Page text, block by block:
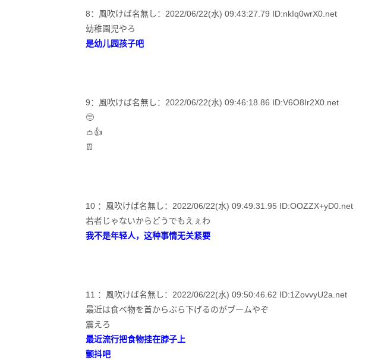
8：風吹けば名無し：2022/06/22(水) 09:43:27.79 ID:nkIq0wrX0.net
幼稚園児やろ
是幼儿园孩子吧
9：風吹けば名無し：2022/06/22(水) 09:46:18.86 ID:V6O8Ir2X0.net
🥺
👛👍
👖
10 ：風吹けば名無し：2022/06/22(水) 09:49:31.95 ID:OOZZX+yD0.net
若者じゃないからどうでもえぇわ
我不是年轻人，这种事情无关紧要
11 ：風吹けば名無し：2022/06/22(水) 09:50:46.62 ID:1ZovvyU2a.net
最近は食べ物を首からぶら下げるのがブームやぞ
震えろ
最近流行把食物挂在脖子上
颤抖吧